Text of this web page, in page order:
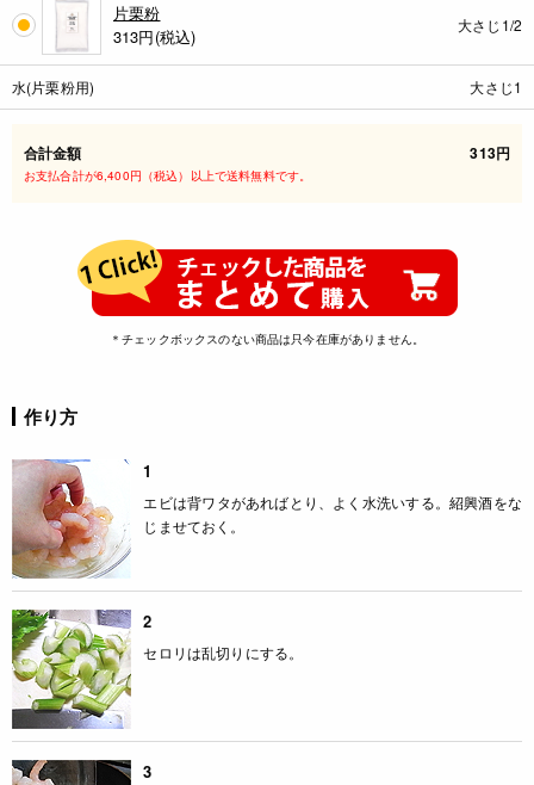
片栗粉
313円(税込)
大さじ1/2
水(片栗粉用) 大さじ1
合計金額 313円
お支払合計が6,400円（税込）以上で送料無料です。
＊チェックボックスのない商品は只今在庫がありません。
作り方
1
エビは背ワタがあればとり、よく水洗いする。紹興酒をな
じませておく。
2
セロリは乱切りにする。
3